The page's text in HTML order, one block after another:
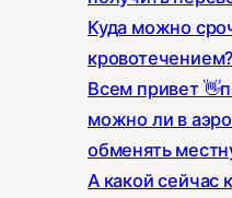
Куда можно
кровотечением?
Всем привет
можно ли в
обменять
А какой сейчас